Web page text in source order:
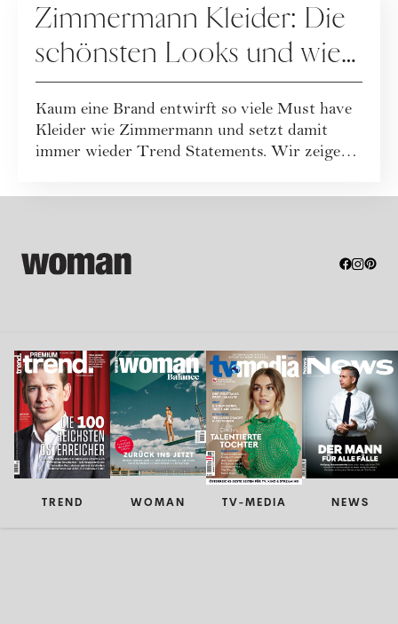
Zimmermann Kleider: Die
schönsten Looks und wie
Sie sie stilvoll kombinieren
Kaum eine Brand entwirft so viele Must have
Kleider wie Zimmermann und setzt damit
immer wieder Trend Statements. Wir zeigen
TREND WOMAN TV-MEDIA NEWS